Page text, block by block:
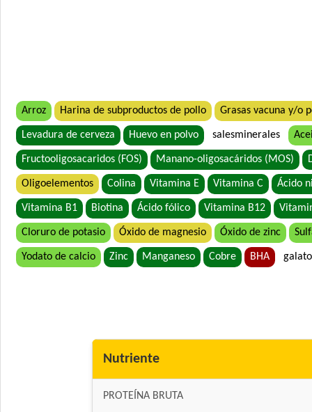
Arroz Harina de subproductos de pollo Grasas vacuna y/o
Levadura de cerveza Huevo en polvo salesminerales
Fructooligosacaridos (FOS) Manano-oligosacáridos (MOS)
Oligoelementos Colina Vitamina E Vitamina C Ácido
Vitamina B1 Biotina Ácido fólico Vitamina B12
Cloruro de potasio Óxido de magnesio Óxido de zinc
Yodato de calcio Zinc Manganeso Cobre BHA
Nutriente
PROTEÍNA BRUTA